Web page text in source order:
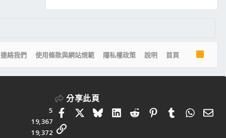
連絡我們 使用條款與網站規範 隱私權政策 說明 首頁
S
5
19,367
19,372
分享此頁
FacebookBlueskyLinkedIn
RedditPinterestTumblr 電
連結